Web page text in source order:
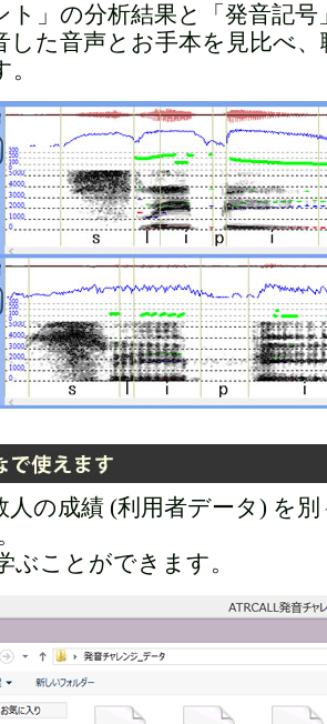
ト」の分析結果と「発音記
した音声とお手本を見比べ
人の成績 (利用者データ) を
ぶことができます。